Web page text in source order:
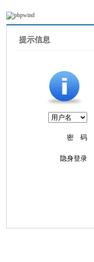
提示信息
密 码
隐身登录